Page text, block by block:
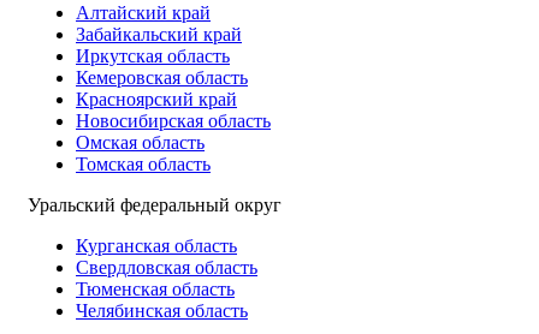
Алтайский край
Забайкальский край
Иркутская область
Кемеровская область
Красноярский край
Новосибирская область
Омская область
Томская область
Уральский федеральный округ
Курганская область
Свердловская область
Тюменская область
Челябинская область